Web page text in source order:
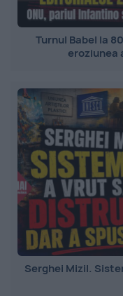
Turnul Babel la
Serghei Mizil.